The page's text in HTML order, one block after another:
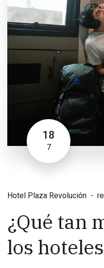
18
7
Hotel Plaza Revolución
¿Qué tan
los